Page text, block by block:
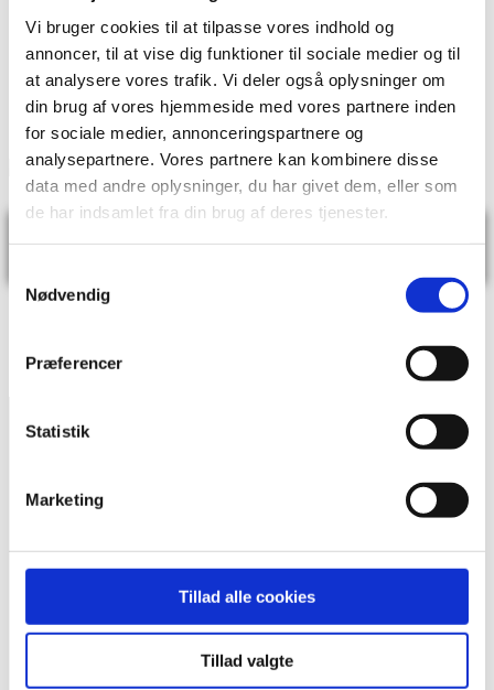
Vi bruger cookies til at tilpasse vores indhold og
annoncer, til at vise dig funktioner til sociale medier og til
at analysere vores trafik. Vi deler også oplysninger om
din brug af vores hjemmeside med vores partnere inden
for sociale medier, annonceringspartnere og
analysepartnere. Vores partnere kan kombinere disse
data med andre oplysninger, du har givet dem, eller som
de har indsamlet fra din brug af deres tjenester.
Nødvendig
Præferencer
Statistik
Marketing
Tillad alle cookies
Tillad valgte
live med os på computer eller tablet ved at